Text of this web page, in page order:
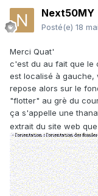
Next50MY
Posté(e) 18
Merci Quat'
c'est du au fait que le
est localisé à gauche,
repose alors sur le
"flotter" au grè du
ça s'appelle une
extrait du site web